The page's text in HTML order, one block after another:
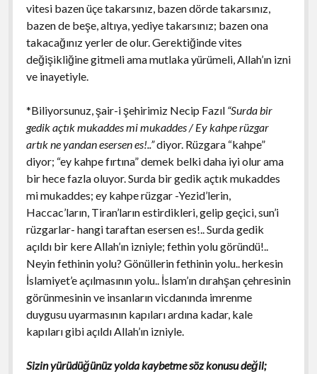
vitesi bazen üçe takarsınız, bazen dörde takarsınız,
bazen de beşe, altıya, yediye takarsınız; bazen ona
takacağınız yerler de olur. Gerektiğinde vites
değişikliğine gitmeli ama mutlaka yürümeli, Allah’ın izni
ve inayetiyle.
*Biliyorsunuz, şair-i şehirimiz Necip Fazıl “Surda bir
gedik açtık mukaddes mi mukaddes / Ey kahpe rüzgar
artık ne yandan esersen es!..”diyor. Rüzgara “kahpe”
diyor; “ey kahpe fırtına” demek belki daha iyi olur ama
bir hece fazla oluyor. Surda bir gedik açtık mukaddes
mi mukaddes; ey kahpe rüzgar -Yezid’lerin,
Haccac’ların, Tiran’ların estirdikleri, gelip geçici, sun’i
rüzgarlar- hangi taraftan esersen es!.. Surda gedik
açıldı bir kere Allah’ın izniyle; fethin yolu göründü!..
Neyin fethinin yolu? Gönüllerin fethinin yolu.. herkesin
İslamiyet’e açılmasının yolu.. İslam’ın dırahşan çehresinin
görünmesinin ve insanların vicdanında imrenme
duygusu uyarmasının kapıları ardına kadar, kale
kapıları gibi açıldı Allah’ın izniyle.
Sizin yürüdüğünüz yolda kaybetme söz konusu değil;